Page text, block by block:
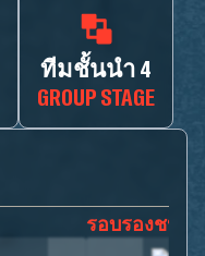
ทีมชั้นนำ 4
GROUP STAGE
รอบรองชนะเ